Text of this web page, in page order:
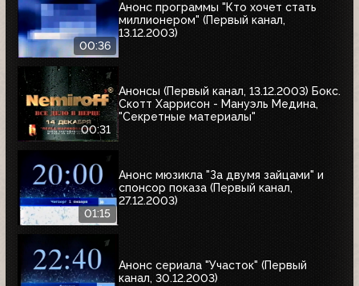
00:36
Анонс программы "Кто хочет стать
миллионером" (Первый канал,
13.12.2003)
00:31
Анонсы (Первый канал, 13.12.2003) Бокс.
Скотт Харрисон - Мануэль Медина,
"Секретные материалы"
01:15
Анонс мюзикла "За двумя зайцами" и
спонсор показа (Первый канал,
27.12.2003)
Анонс сериала "Участок" (Первый
канал, 30.12.2003)